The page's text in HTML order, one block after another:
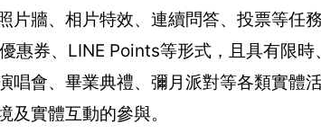
片牆、相片特效、連續問答、投票等任
惠券、LINE Points等形式，且具有限
唱會、畢業典禮、彌月派對等各類實體
實體互動的參與。